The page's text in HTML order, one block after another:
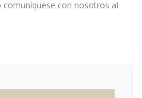
comuníquese con nosotros al